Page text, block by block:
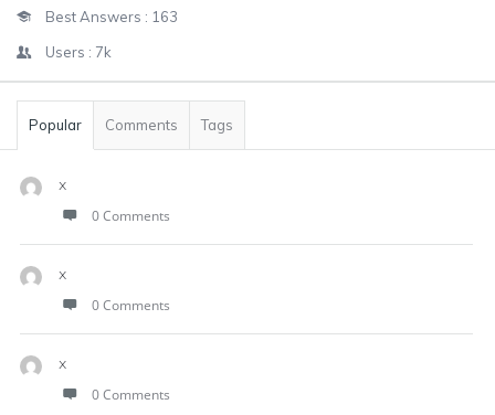
Best Answers : 163
Users : 7k
Popular Comments Tags
x
0 Comments
x
0 Comments
x
0 Comments